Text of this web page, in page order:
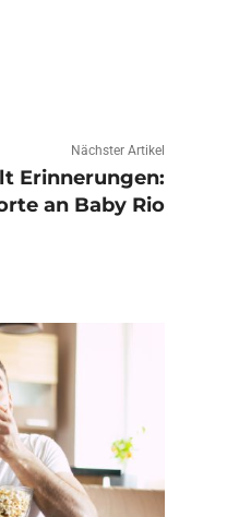
Nächster Artikel
Erinnerungen:
an Baby Rio